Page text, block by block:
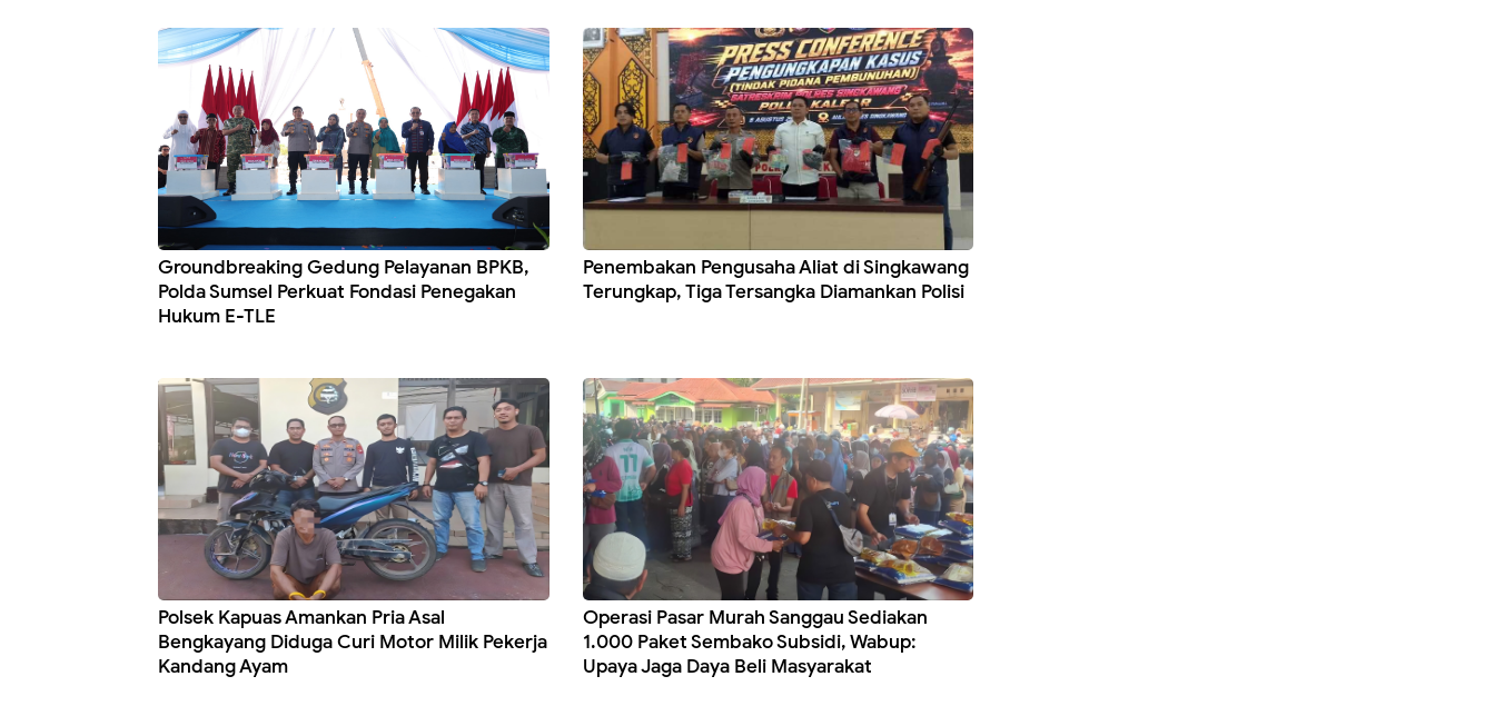
Groundbreaking Gedung Pelayanan BPKB,
Polda Sumsel Perkuat Fondasi Penegakan
Hukum E-TLE
Penembakan Pengusaha Aliat di Singkawang
Terungkap, Tiga Tersangka Diamankan Polisi
Polsek Kapuas Amankan Pria Asal
Bengkayang Diduga Curi Motor Milik Pekerja
Kandang Ayam
Operasi Pasar Murah Sanggau Sediakan
1.000 Paket Sembako Subsidi, Wabup:
Upaya Jaga Daya Beli Masyarakat